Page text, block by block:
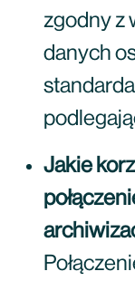
zgodny z
danych
Jakie